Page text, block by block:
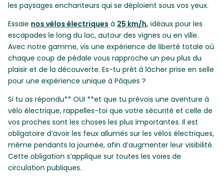
les paysages enchanteurs qui se déploient sous vos yeux.
Essaie nos vélos électriques à 25 km/h, idéaux pour les
escapades le long du lac, autour des vignes ou en ville.
Avec notre gamme, vis une expérience de liberté totale où
chaque coup de pédale vous rapproche un peu plus du
plaisir et de la découverte. Es-tu prêt à lâcher prise en selle
pour une expérience unique à Pâques ?
Si tu as répondu** OUI **et que tu prévois une aventure à
vélo électrique, rappelles-toi que votre sécurité et celle de
vos proches sont les choses les plus importantes. Il est
obligatoire d’avoir les feux allumés sur les vélos électriques,
même pendants la journée, afin d’augmenter leur visibilité.
Cette obligation s’applique sur toutes les voies de
circulation publiques.